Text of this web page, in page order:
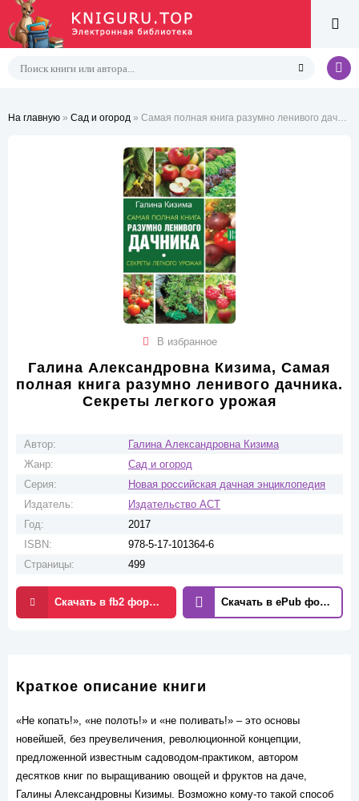
На главную » Сад и огород » Самая полная книга разумно ленивого дачника. Секреты легкого урожая
В избранное
Галина Александровна Кизима, Самая
полная книга разумно ленивого дачника.
Секреты легкого урожая
Автор:
Галина Александровна Кизима
Жанр:
Сад и огород
Серия:
Новая российская дачная энциклопедия
Издатель:
Издательство ACT
Год:
2017
ISBN:
978-5-17-101364-6
Страницы:
499
Скачать в fb2 формате Скачать в ePub формате
Краткое описание книги
«Не копать!», «не полоть!» и «не поливать!» – это основы
новейшей, без преувеличения, революционной концепции,
предложенной известным садоводом-практиком, автором
десятков книг по выращиванию овощей и фруктов на даче,
Галины Александровны Кизимы. Возможно кому-то такой способ